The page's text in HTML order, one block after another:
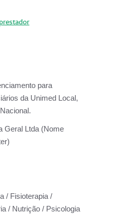
para
da Unimed Local,
Geral Ltda (Nome
/ Fisioterapia /
/ Nutrição / Psicologia